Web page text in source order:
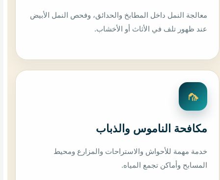
معالجة النمل داخل المطابخ والحدائق، وفحص النمل الأبيض
عند ظهور تلف في الأثاث أو الأخشاب.
🦟
مكافحة الناموس والذباب
خدمة مهمة للأحواش والاستراحات والمزارع ومحيط
المسابح وأماكن تجمع المياه.